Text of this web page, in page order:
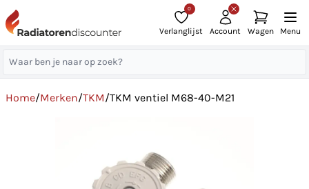
0
Verlanglijst Account Wagen Menu
Home/Merken/TKM/TKM ventiel M68-40-M21